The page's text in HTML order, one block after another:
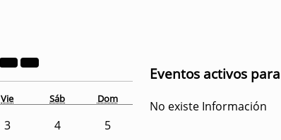
Vie Sáb Dom
3 4 5
Eventos activos
No existe Información